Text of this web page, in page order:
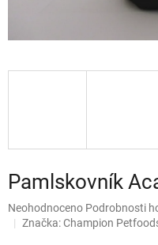
Pamlskovník
Průměrné
hodnocení
Neohodnoceno Podrobnosti
Značka:Champion